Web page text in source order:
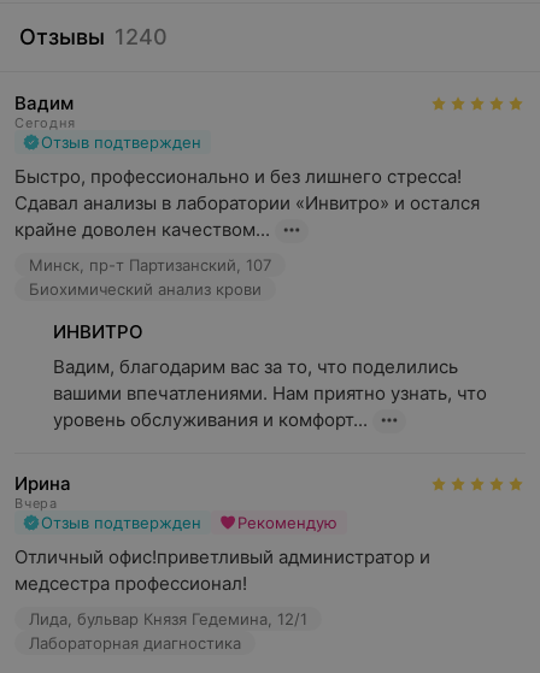
Регулярные лабораторные исследования могут помочь:
Контролировать течение хронических болезней,
позволяя корректировать терапию;
Подобрать персонализированное лечение, учитывая
индивидуальные особенности организма;
Оценить общее состояние здоровья, даже при
отсутствии явных симптомов.
Предотвратить осложнения, выявляя скрытые риски
для организма.
Обеспечить контроль за влиянием внешних
факторов — например, уровня загрязнения
здоровья.
Современные лаборатории оснащены точными
анализаторами, что может минимизировать
вероятность ошибок и обеспечить надежные
сохранению здоровья, своевременной профилактике и
правильному лечению.
Отзывы 1240
Вадим
Сегодня
Отзыв подтвержден
Быстро, профессионально и без лишнего стресса!
Сдавал анализы в лаборатории «Инвитро» и остался
крайне доволен качеством...
Минск, пр-т Партизанский, 107
Биохимический анализ крови
ИНВИТРО
Вадим, благодарим вас за то, что поделились
вашими впечатлениями. Нам приятно узнать, что
уровень обслуживания и комфорт...
Ирина
Вчера
Отзыв подтвержден Рекомендую
Отличный офис!приветливый администратор и
медсестра профессионал!
Лида, бульвар Князя Гедемина, 12/1
Лабораторная диагностика